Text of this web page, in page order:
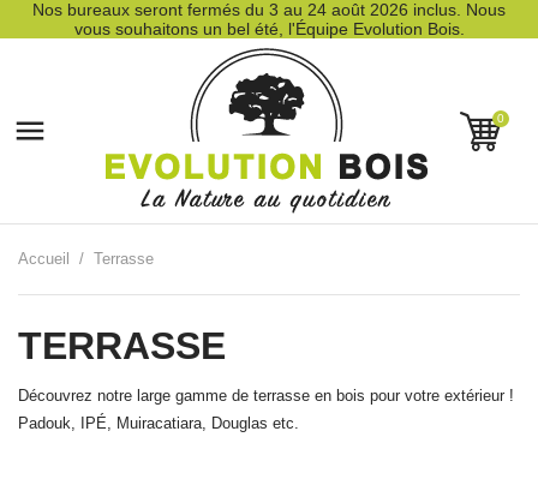
Nos bureaux seront fermés du 3 au 24 août 2026 inclus. Nous
vous souhaitons un bel été, l'Équipe Evolution Bois.
 0
Accueil Terrasse
TERRASSE
Découvrez notre large gamme de terrasse en bois pour votre extérieur !
Padouk, IPÉ, Muiracatiara, Douglas etc.